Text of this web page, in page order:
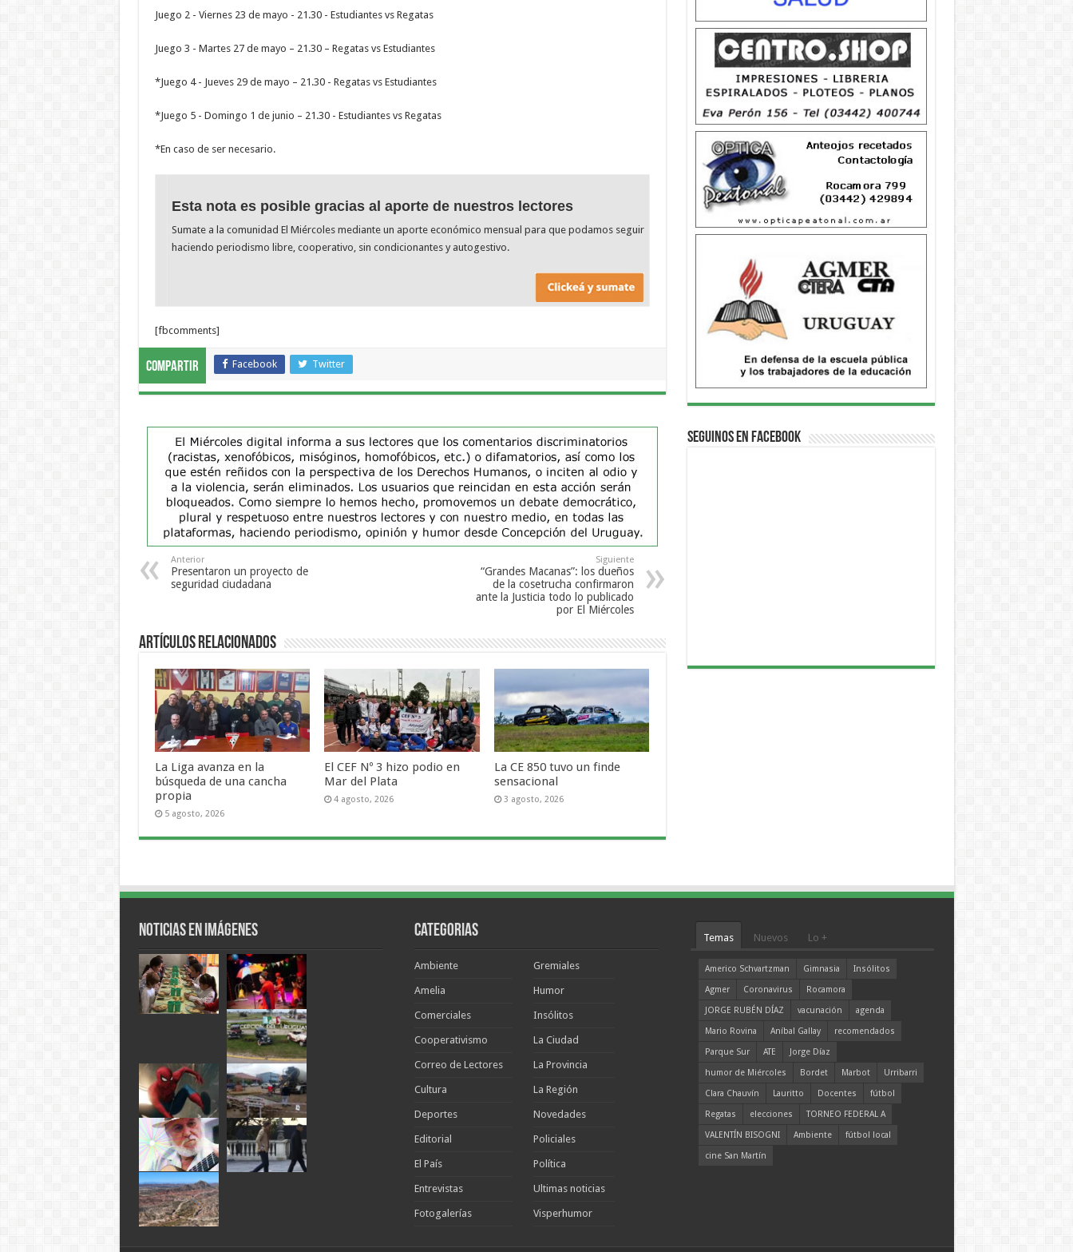
Juego 2 - Viernes 23 de mayo - 21.30 - Estudiantes vs Regatas
Juego 3 - Martes 27 de mayo – 21.30 – Regatas vs Estudiantes
*Juego 4 - Jueves 29 de mayo – 21.30 - Regatas vs Estudiantes
*Juego 5 - Domingo 1 de junio – 21.30 - Estudiantes vs Regatas
*En caso de ser necesario.
Esta nota es posible gracias al aporte de nuestros lectores
Sumate a la comunidad El Miércoles mediante un aporte económico mensual para que podamos seguir
haciendo periodismo libre, cooperativo, sin condicionantes y autogestivo.
[fbcomments]
Compartir Facebook Twitter
Anterior
Presentaron un proyecto de
seguridad ciudadana
Siguiente
“Grandes Macanas”: los dueños
de la cosetrucha confirmaron
ante la Justicia todo lo publicado
por El Miércoles
Artículos Relacionados
La Liga avanza en la
búsqueda de una cancha
propia
5 agosto, 2026
El CEF Nº 3 hizo podio en
Mar del Plata
4 agosto, 2026
La CE 850 tuvo un finde
sensacional
3 agosto, 2026
Seguinos en Facebook
Noticias en Imágenes Categorias
Ambiente
Amelia
Comerciales
Cooperativismo
Correo de Lectores
Cultura
Deportes
Editorial
El País
Entrevistas
Fotogalerías
Gremiales
Humor
Insólitos
La Ciudad
La Provincia
La Región
Novedades
Policiales
Política
Ultimas noticias
Visperhumor
Temas Nuevos Lo +
Americo Schvartzman Gimnasia
Insólitos
Agmer
Coronavirus
Rocamora
JORGE RUBÉN DÍAZ
vacunación
agenda
Mario Rovina
Aníbal Gallay
recomendados
Parque Sur
ATE
Jorge Díaz
humor de Miércoles
Bordet Marbot
Urribarri
Clara Chauvín
Lauritto Docentes
fútbol
Regatas
elecciones
TORNEO FEDERAL A
VALENTÍN BISOGNI
Ambiente
fútbol local
cine San Martín